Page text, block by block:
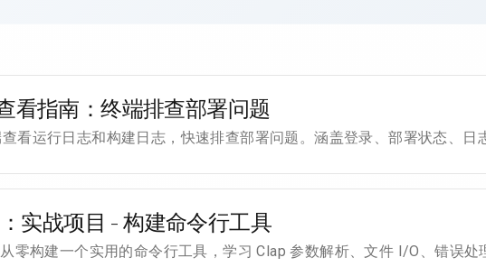
看指南：终端排查部署问题
看运行日志和构建日志，快速排查部署问题。涵盖登录、部署状态、日
实战项目 - 构建命令行工具
零构建一个实用的命令行工具，学习 Clap 参数解析、文件 I/O、错误处